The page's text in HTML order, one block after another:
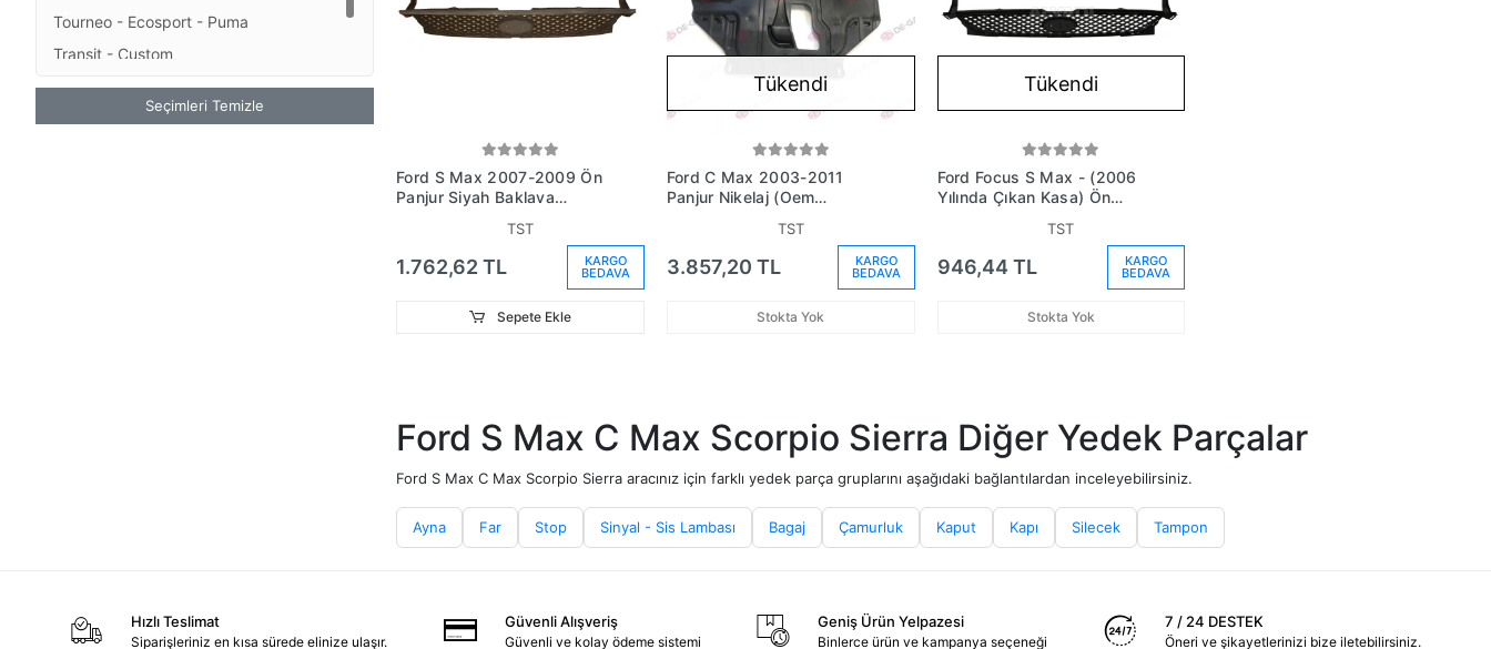
Tourneo - Ecosport - Puma
Transit - Custom
Transit - Custom - Custom
Seçimleri Temizle
Ford S Max 2007-2009 Ön
Panjur Siyah Baklava
TST
1.762,62 TL KARGO
BEDAVA
Sepete Ekle
Tükendi
Ford C Max 2003-2011
Panjur Nikelaj (Oem
TST
3.857,20 TL KARGO
BEDAVA
Stokta Yok
Tükendi
Ford Focus S Max - (2006
Yılında Çıkan Kasa) Ön
6M21R8200Ag)TST
946,44 TL KARGO
BEDAVA
Stokta Yok
Ford S Max C Max Scorpio Sierra Diğer Yedek Parçalar
Ford S Max C Max Scorpio Sierra aracınız için farklı yedek parça gruplarını aşağıdaki bağlantılardan inceleyebilirsiniz.
Ayna Far Stop Sinyal - Sis Lambası Bagaj Çamurluk Kaput Kapı Silecek Tampon
Hızlı Teslimat
Siparişleriniz en kısa sürede elinize ulaşır.
Güvenli Alışveriş
Güvenli ve kolay ödeme sistemi
Geniş Ürün Yelpazesi
Binlerce ürün ve kampanya seçeneği
7 / 24 DESTEK
Öneri ve şikayetlerinizi bize iletebilirsiniz.